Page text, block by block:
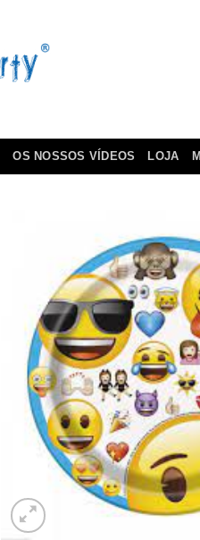
OS NOSSOS VÍDEOS LOJA